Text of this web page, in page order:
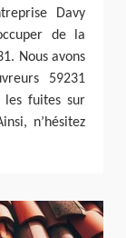
Davy
de la
Nous avons
59231
les fuites sur
n’hésitez